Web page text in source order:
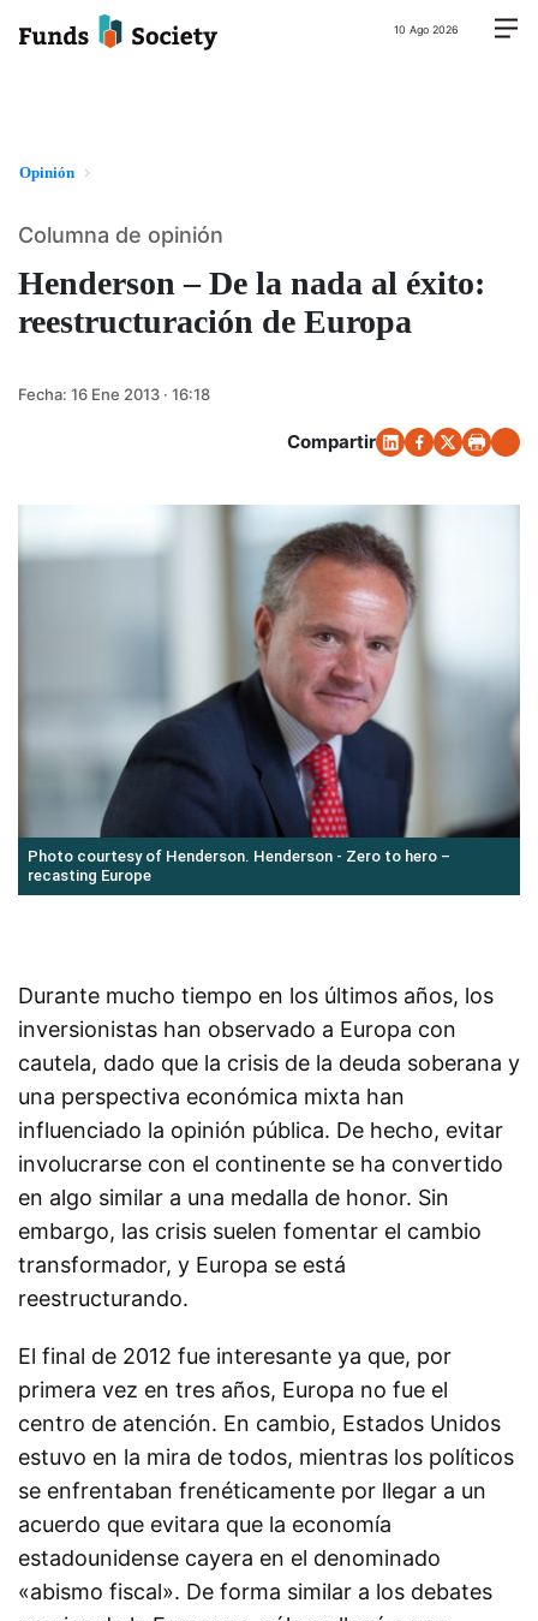
10 Ago 2026
Opinión
Henderson – De la nada al éxito:
reestructuración de Europa
Columna de opinión
Fecha: 16 Ene 2013 · 16:18
Compartir
Photo courtesy of Henderson. Henderson - Zero to hero –
recasting Europe
Durante mucho tiempo en los últimos años, los
inversionistas han observado a Europa con
cautela, dado que la crisis de la deuda soberana y
una perspectiva económica mixta han
influenciado la opinión pública. De hecho, evitar
involucrarse con el continente se ha convertido
en algo similar a una medalla de honor. Sin
embargo, las crisis suelen fomentar el cambio
transformador, y Europa se está
reestructurando.
El final de 2012 fue interesante ya que, por
primera vez en tres años, Europa no fue el
centro de atención. En cambio, Estados Unidos
estuvo en la mira de todos, mientras los políticos
se enfrentaban frenéticamente por llegar a un
acuerdo que evitara que la economía
estadounidense cayera en el denominado
«abismo fiscal». De forma similar a los debates